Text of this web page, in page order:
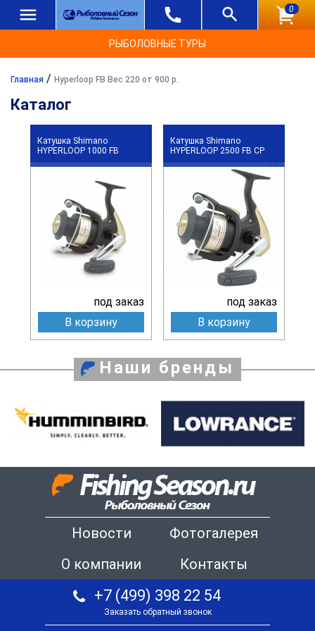
0
РЫБОЛОВНЫЕ ТУРЫ
Главная / Hyperloop FB Вес 220 от 900 р.
Каталог
Катушка Shimano
HYPERLOOP 1000 FB
под заказ
В корзину
Катушка Shimano
HYPERLOOP 2500 FB CP
под заказ
В корзину
Наши бренды
Новости
Фотогалерея
О компании
Контакты
+7 (499) 398 22 54
Заказать обратный звонок